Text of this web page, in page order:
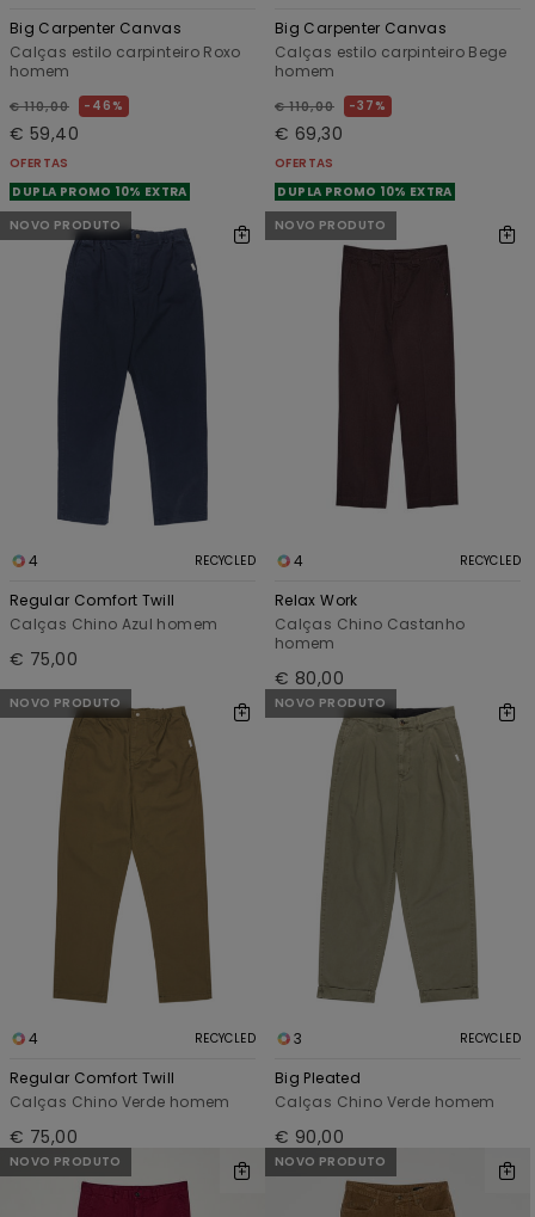
Big Carpenter Canvas
Calças estilo carpinteiro Roxo
homem
€ 110,00 46%
€ 59,40
OFERTAS
DUPLA PROMO 10% EXTRA
Big Carpenter Canvas
Calças estilo carpinteiro Bege
homem
€ 110,00 37%
€ 69,30
OFERTAS
DUPLA PROMO 10% EXTRA
NOVO PRODUTO
4 RECYCLED
Regular Comfort Twill
Calças Chino Azul homem
€ 75,00
NOVO PRODUTO
4 RECYCLED
Relax Work
Calças Chino Castanho
homem
€ 80,00
NOVO PRODUTO
4 RECYCLED
Regular Comfort Twill
Calças Chino Verde homem
€ 75,00
NOVO PRODUTO
3 RECYCLED
Big Pleated
Calças Chino Verde homem
€ 90,00
NOVO PRODUTO NOVO PRODUTO